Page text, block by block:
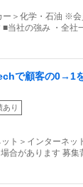
ー＞化学・石油 ※
当社の強み ・全
で顧客の0→1
あり
ット＞インターネ